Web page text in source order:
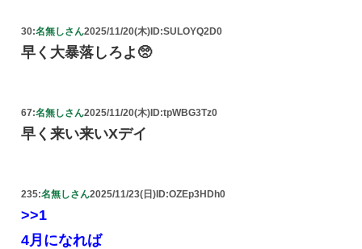
30:名無しさん2025/11/20(木) ID:SULOYQ2D0
早く大暴落しろよ🥺
67:名無しさん2025/11/20(木) ID:tpWBG3Tz0
早く来い来いXデイ
235:名無しさん2025/11/23(日)ID:OZEp3HDh0
>>1
4月になれば